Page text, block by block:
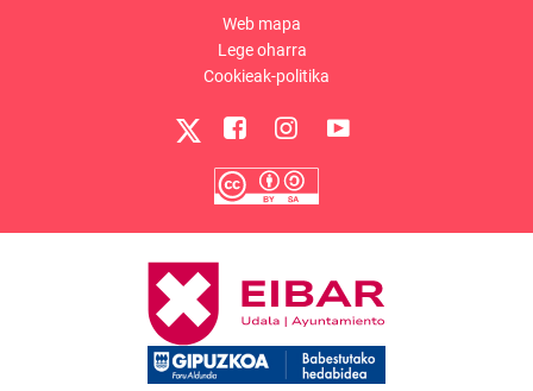
Web mapa
Lege oharra
Cookieak-politika